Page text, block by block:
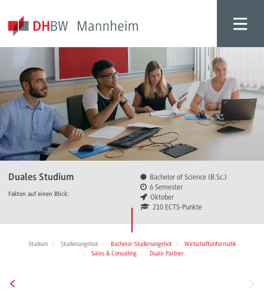
Duales Studium
Fakten auf einen Blick:
Bachelor of Science (B.Sc.)
6 Semester
Oktober
210 ECTS-Punkte
Studium Studienangebot Bachelor-Studienangebot
Wirtschaftsinformatik
Sales & Consulting
Duale Partner